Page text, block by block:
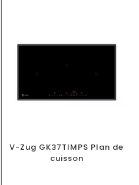
V-Zug GK37TIMPS Plan de
cuisson